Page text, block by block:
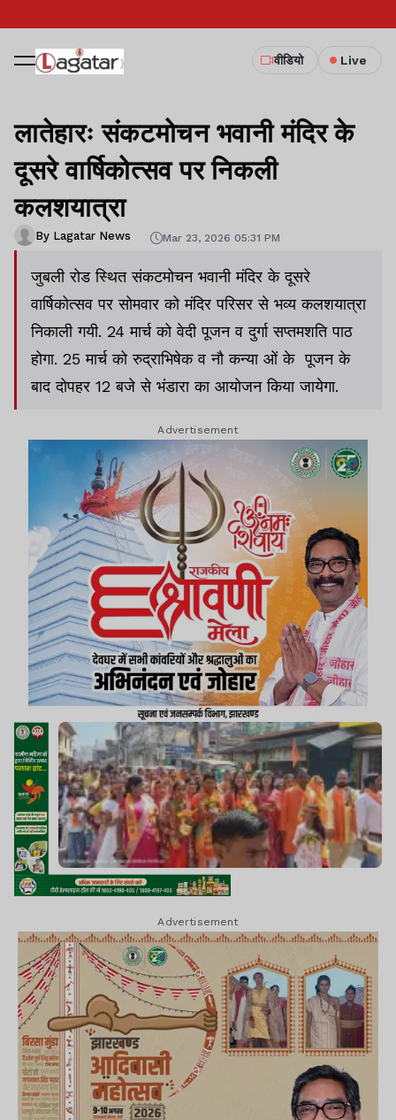
वीडियो Live
लातेहारः संकटमोचन भवानी मंदिर के
दूसरे वार्षिकोत्सव पर निकली
कलशयात्रा
By Lagatar News Mar 23, 2026 05:31 PM
जुबली रोड स्थित संकटमोचन भवानी मंदिर के दूसरे
वार्षिकोत्सव पर सोमवार को मंदिर परिसर से भव्य कलशयात्रा
निकाली गयी. 24 मार्च को वेदी पूजन व दुर्गा सप्तमशति पाठ
होगा. 25 मार्च को रुद्राभिषेक व नौ कन्या ओं के पूजन के
बाद दोपहर 12 बजे से भंडारा का आयोजन किया जायेगा.
Advertisement
Advertisement